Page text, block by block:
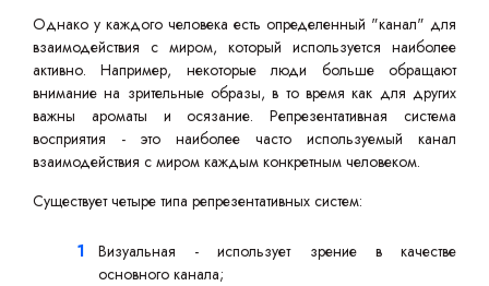
Однако у каждого человека есть определенный "канал" для
взаимодействия с миром, который используется наиболее
активно. Например, некоторые люди больше обращают
внимание на зрительные образы, в то время как для других
важны ароматы и осязание. Репрезентативная система
восприятия - это наиболее часто используемый канал
взаимодействия с миром каждым конкретным человеком.
Существует четыре типа репрезентативных систем:
Визуальная - использует зрение в качестве
основного канала;